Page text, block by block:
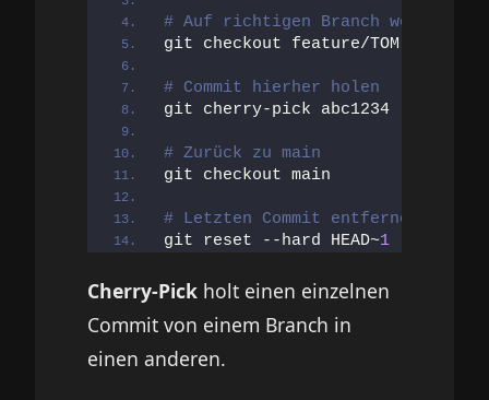
# Auf richtigen Branch wechseln
git checkout feature/TOM-
# Commit hierher holen
git cherry-pick abc1234
# Zurück zu main
git checkout main
# Letzten Commit entfernen
git reset --hard HEAD~1
Cherry-Pick holt einen einzelnen
Commit von einem Branch in
einen anderen.